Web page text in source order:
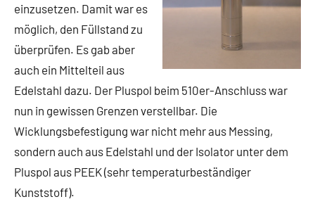
einzusetzen. Damit war es
möglich, den Füllstand zu
überprüfen. Es gab aber
auch ein Mittelteil aus
Edelstahl dazu. Der Pluspol beim 510er-Anschluss war
nun in gewissen Grenzen verstellbar. Die
Wicklungsbefestigung war nicht mehr aus Messing,
sondern auch aus Edelstahl und der Isolator unter dem
Pluspol aus PEEK (sehr temperaturbeständiger
Kunststoff).